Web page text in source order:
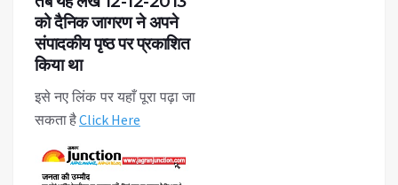
को दैनिक जागरण ने अपने
संपादकीय पृष्ठ पर प्रकाशित
किया था
इसे नए लिंक पर यहाँ पूरा पढ़ा जा
सकता हैClick Here